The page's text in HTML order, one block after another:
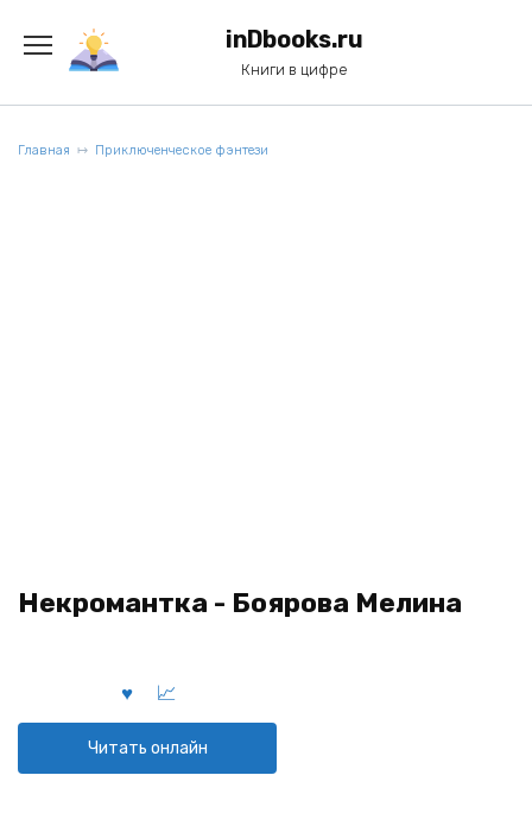
содержанию
inDbooks.ru
Книги в цифре
Главная Приключенческое фэнтези
Некромантка - Боярова Мелина
Читать онлайн